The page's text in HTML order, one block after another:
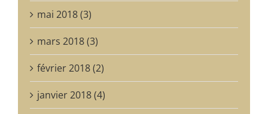
mai 2018 (3)
mars 2018 (3)
février 2018 (2)
janvier 2018 (4)